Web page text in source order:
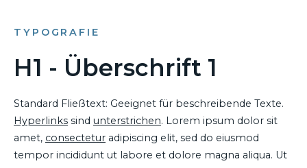
TYPOGRAFIE
H1 - Überschrift 1
Standard Fließtext: Geeignet für beschreibende Texte.
Hyperlinks sind unterstrichen. Lorem ipsum dolor sit
amet, consectetur adipiscing elit, sed do eiusmod
tempor incididunt ut labore et dolore magna aliqua. Ut